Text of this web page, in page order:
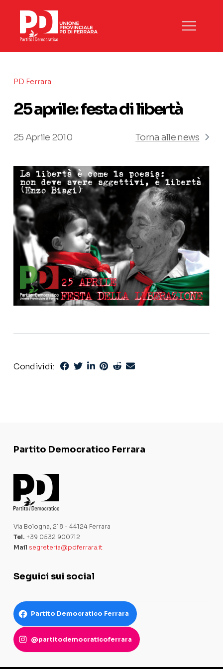
PD Ferrara
25 aprile: festa di libertà
25 Aprile 2010 Torna alle news
Condividi:
Partito Democratico Ferrara
Via Bologna, 218 - 44124 Ferrara
Tel. +39 0532 900712
Mail segreteria@pdferrara.it
Seguici sui social
Partito Democratico Ferrara
@partitodemocraticoferrara